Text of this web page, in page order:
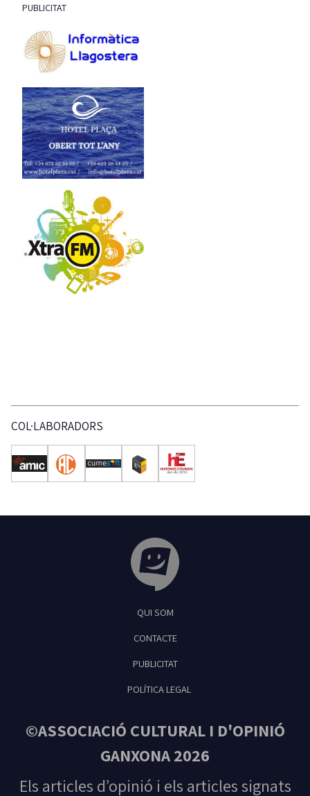
PUBLICITAT
COL·LABORADORS
Feliu de Guíxols
QUI SOM
CONTACTE
PUBLICITAT
POLÍTICA LEGAL
©ASSOCIACIÓ CULTURAL I D'OPINIÓ
GANXONA 2026
Els articles d’opinió i els articles signats